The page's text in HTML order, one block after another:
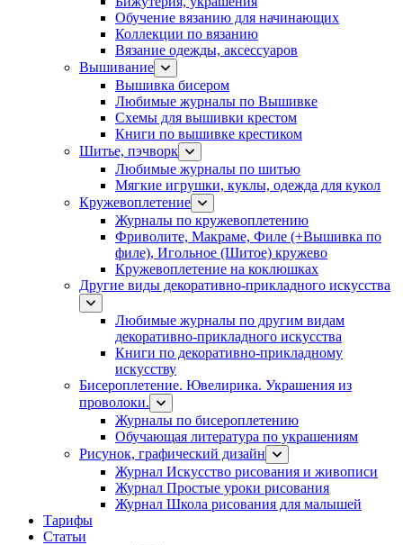
Обучение вязанию для начинающих
Коллекции по вязанию
Вязание одежды, аксессуаров
Вышивание
Вышивка бисером
Любимые журналы по Вышивке
Схемы для вышивки крестом
Книги по вышивке крестиком
Шитье, пэчворк
Любимые журналы по шитью
Мягкие игрушки, куклы, одежда для кукол
Кружевоплетение
Журналы по кружевоплетению
Фриволите, Макраме, Филе (+Вышивка по
филе), Игольное (Шитое) кружево
Кружевоплетение на коклюшках
Другие виды декоративно-прикладного искусства
Любимые журналы по другим видам
декоративно-прикладного искусства
Книги по декоративно-прикладному
искусству
Бисероплетение. Ювелирика. Украшения из
проволоки.
Журналы по бисероплетению
Обучающая литература по украшениям
Рисунок, графический дизайн
Журнал Искусство рисования и живописи
Журнал Простые уроки рисования
Журнал Школа рисования для малышей
Тарифы
Статьи